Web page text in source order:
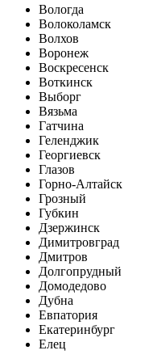
Вологда
Волоколамск
Волхов
Воронеж
Воскресенск
Воткинск
Выборг
Вязьма
Гатчина
Геленджик
Георгиевск
Глазов
Горно-Алтайск
Грозный
Губкин
Дзержинск
Димитровград
Дмитров
Долгопрудный
Домодедово
Дубна
Евпатория
Екатеринбург
Елец